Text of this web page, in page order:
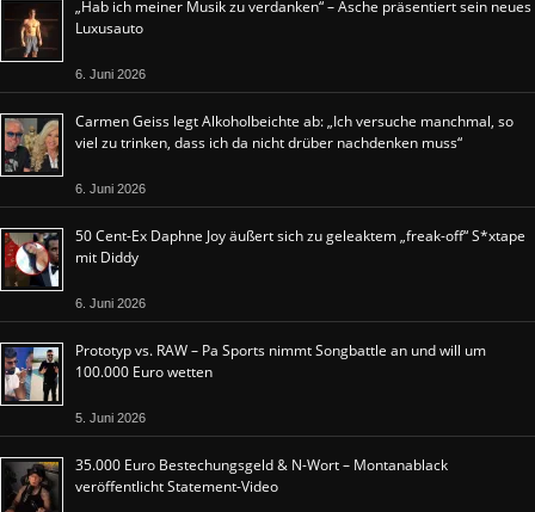
„Hab ich meiner Musik zu verdanken“ – Asche präsentiert sein neues
Luxusauto
6. Juni 2026
Carmen Geiss legt Alkoholbeichte ab: „Ich versuche manchmal, so
viel zu trinken, dass ich da nicht drüber nachdenken muss“
6. Juni 2026
50 Cent-Ex Daphne Joy äußert sich zu geleaktem „freak-off“ S*xtape
mit Diddy
6. Juni 2026
Prototyp vs. RAW – Pa Sports nimmt Songbattle an und will um
100.000 Euro wetten
5. Juni 2026
35.000 Euro Bestechungsgeld & N-Wort – Montanablack
veröffentlicht Statement-Video